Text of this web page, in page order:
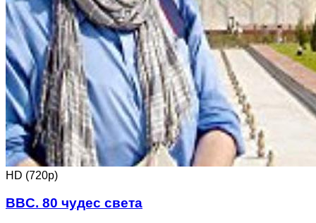
HD (720p)
BBC. 80 чудес света